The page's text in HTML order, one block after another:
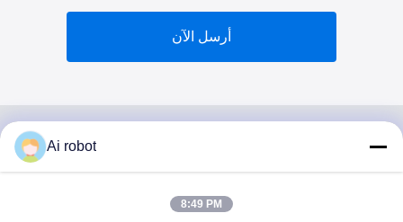
أرسل الآن
VIVI DENTAI
LABORATORY
Ai robot
8:49 PM